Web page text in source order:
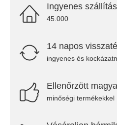
Ingyenes szállítás
45.000
14 napos
ingyenes és
Ellenőrzött
minőségi termékekkel